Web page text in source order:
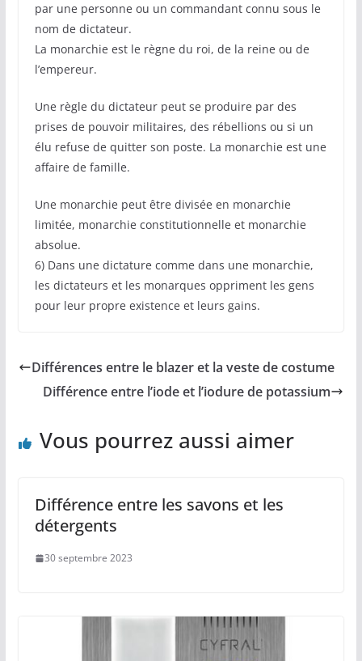
par une personne ou un commandant connu sous le
nom de dictateur.
La monarchie est le règne du roi, de la reine ou de
l’empereur.
Une règle du dictateur peut se produire par des
prises de pouvoir militaires, des rébellions ou si un
élu refuse de quitter son poste. La monarchie est une
affaire de famille.
Une monarchie peut être divisée en monarchie
limitée, monarchie constitutionnelle et monarchie
absolue.
6) Dans une dictature comme dans une monarchie,
les dictateurs et les monarques oppriment les gens
pour leur propre existence et leurs gains.
Différences entre le blazer et la veste de costume
Différence entre l’iode et l’iodure de potassium
Vous pourrez aussi aimer
Différence entre les savons et les
détergents
30 septembre 2023